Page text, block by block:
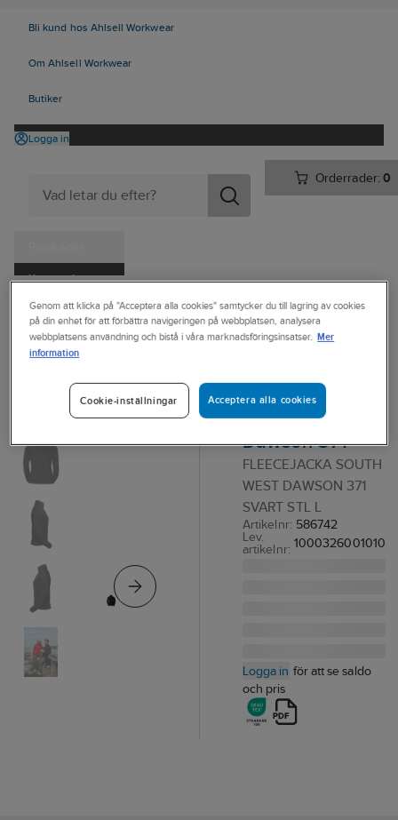
Bli kund hos Ahlsell Workwear
Om Ahlsell Workwear
Butiker
Logga in
Orderrader:0
Kampanjer
Tjänster
Kataloger
Ahlsell Produkter Personligt skydd Kläder
Jackor
Jackor Mellanlager
Fleecejacka
South West
Dawson 371
FLEECEJACKA SOUTH
WEST DAWSON 371
SVART STL L
Artikelnr: 586742
Lev.
artikelnr: 1000326001010
Logga in för att se saldo
och pris
Genom att klicka på "Acceptera alla cookies" samtycker du till lagring av cookies
på din enhet för att förbättra navigeringen på webbplatsen, analysera
webbplatsens användning och bistå i våra marknadsföringsinsatser. Mer
information
Acceptera alla cookies
Cookie-inställningar